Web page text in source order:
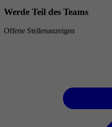
Werde Teil des Teams
Offene Stellenanzeigen